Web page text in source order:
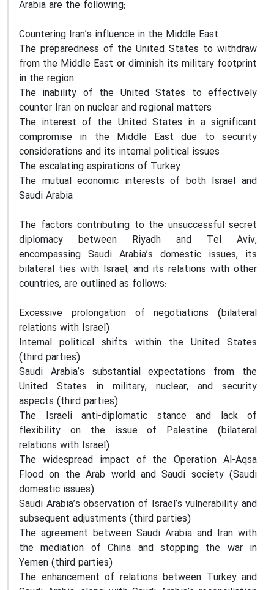
Arabia are the following:
Countering Iran’s influence in the Middle East
The preparedness of the United States to withdraw
from the Middle East or diminish its military footprint
in the region
The inability of the United States to effectively
counter Iran on nuclear and regional matters
The interest of the United States in a significant
compromise in the Middle East due to security
considerations and its internal political issues
The escalating aspirations of Turkey
The mutual economic interests of both Israel and
Saudi Arabia
The factors contributing to the unsuccessful secret
diplomacy between Riyadh and Tel Aviv,
encompassing Saudi Arabia’s domestic issues, its
bilateral ties with Israel, and its relations with other
countries, are outlined as follows:
Excessive prolongation of negotiations (bilateral
relations with Israel)
Internal political shifts within the United States
(third parties)
Saudi Arabia’s substantial expectations from the
United States in military, nuclear, and security
aspects (third parties)
The Israeli anti-diplomatic stance and lack of
flexibility on the issue of Palestine (bilateral
relations with Israel)
The widespread impact of the Operation Al-Aqsa
Flood on the Arab world and Saudi society (Saudi
domestic issues)
Saudi Arabia’s observation of Israel’s vulnerability and
subsequent adjustments (third parties)
The agreement between Saudi Arabia and Iran with
the mediation of China and stopping the war in
Yemen (third parties)
The enhancement of relations between Turkey and